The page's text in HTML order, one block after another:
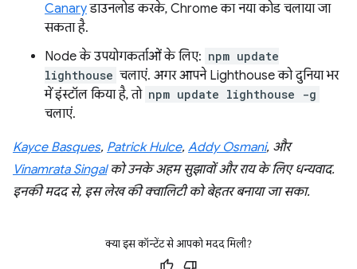
Canaryडाउनलोड करके, Chrome का नया कोड चलाया जा
सकता है.
Node के उपयोगकर्ताओं के लिए: npm update
lighthouse चलाएं. अगर आपने Lighthouse को दुनिया भर
में इंस्टॉल किया है, तो npm update lighthouse -g
चलाएं.
Kayce Basques, Patrick Hulce, Addy Osmani, और
Vinamrata Singalको उनके अहम सुझावों और राय के लिए धन्यवाद.
इनकी मदद से, इस लेख की क्वालिटी को बेहतर बनाया जा सका.
क्या इस कॉन्टेंट से आपको मदद मिली?